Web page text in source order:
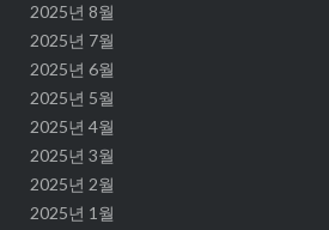
2025년 8월
2025년 7월
2025년 6월
2025년 5월
2025년 4월
2025년 3월
2025년 2월
2025년 1월